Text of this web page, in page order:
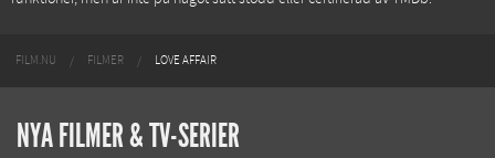
FILM.NU FILMER LOVE AFFAIR
NYA FILMER & TV-SERIER